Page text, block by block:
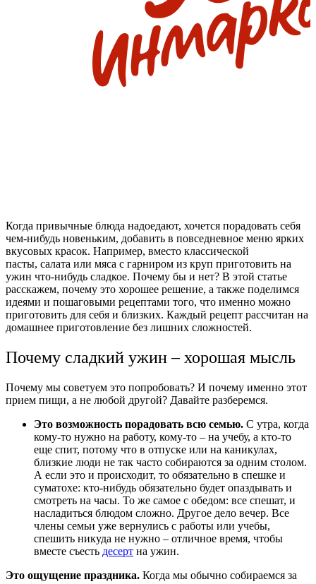
Когда привычные блюда надоедают, хочется порадовать себя
чем-нибудь новеньким, добавить в повседневное меню ярких
вкусовых красок. Например, вместо классической
пасты, салата или мяса с гарниром из круп приготовить на
ужин что-нибудь сладкое. Почему бы и нет? В этой статье
расскажем, почему это хорошее решение, а также поделимся
идеями и пошаговыми рецептами того, что именно можно
приготовить для себя и близких. Каждый рецепт рассчитан на
домашнее приготовление без лишних сложностей.
Почему сладкий ужин – хорошая мысль
Почему мы советуем это попробовать? И почему именно этот
прием пищи, а не любой другой? Давайте разберемся.
Это возможность порадовать всю семью. С утра, когда
кому-то нужно на работу, кому-то – на учебу, а кто-то
еще спит, потому что в отпуске или на каникулах,
близкие люди не так часто собираются за одним столом.
А если это и происходит, то обязательно в спешке и
суматохе: кто-нибудь обязательно будет опаздывать и
смотреть на часы. То же самое с обедом: все спешат, и
насладиться блюдом сложно. Другое дело вечер. Все
члены семьи уже вернулись с работы или учебы,
спешить никуда не нужно – отличное время, чтобы
вместе съесть десерт на ужин.
Это ощущение праздника. Когда мы обычно собираемся за